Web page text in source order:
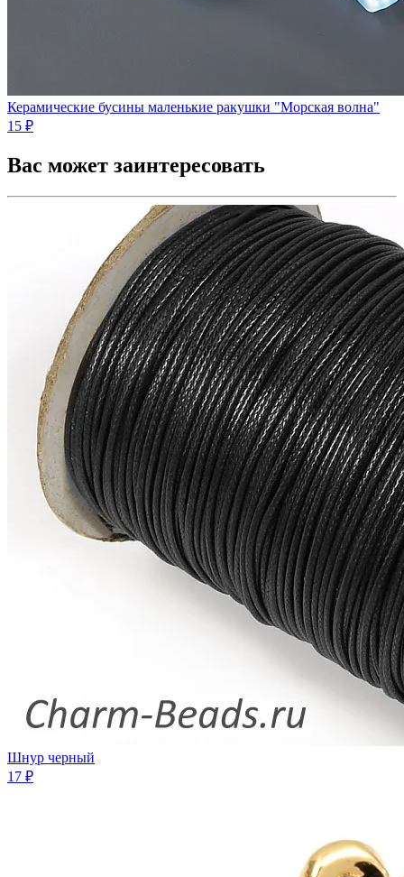
Керамические бусины маленькие ракушки "Морская волна"
15 ₽
Вас может заинтересовать
Шнур черный
17 ₽